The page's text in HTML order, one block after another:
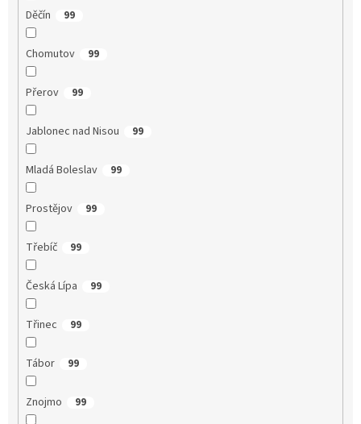
Děčín 99
Chomutov 99
Přerov 99
Jablonec nad Nisou 99
Mladá Boleslav 99
Prostějov 99
Třebíč 99
Česká Lípa 99
Třinec 99
Tábor 99
Znojmo 99